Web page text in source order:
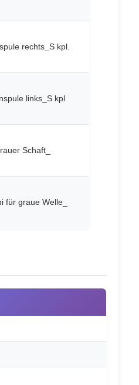
rechts_S kpl.
links_S kpl
Schaft_
für graue Welle_